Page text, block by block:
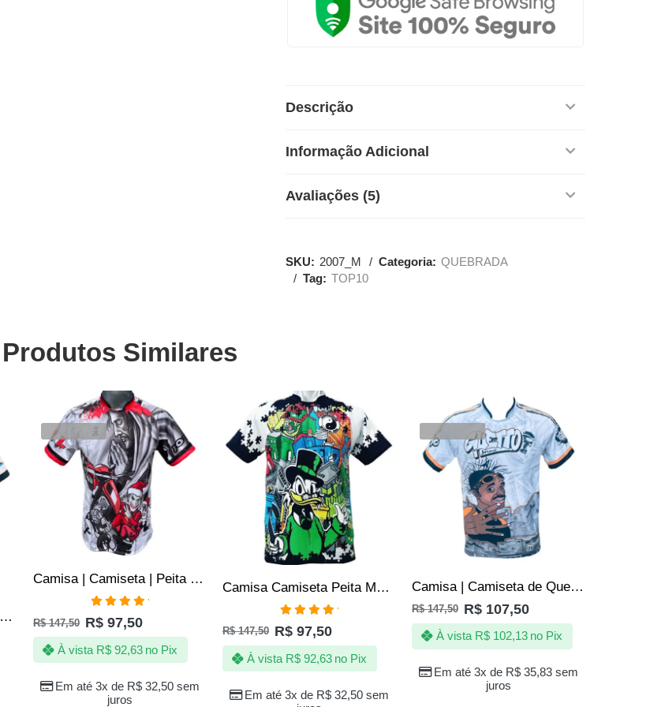
Descrição
Informação Adicional
Avaliações (5)
SKU: 2007_M Categoria: QUEBRADA
Tag: TOP10
Produtos Similares
Camisa/Camiseta Quadriculado Celeste
SALE
VENDIDOS
Camisa | Camiseta | Peita Natal 1000 Graus de Quebrada
Avaliação
5.00de 5
R$147,50 R$ 97,50
Em até 3x de R$ 32,50 sem
juros
À vista R$92,63 no Pix
SALE
Camisa Camiseta Peita Monsenhor – Tio Patinhas
Avaliação
5.00de 5
R$147,50 R$ 97,50
Em até 3x de R$ 32,50 sem
À vista R$92,63 no Pix
VENDIDOS
Camisa | Camiseta de Quebrada Sabotage Hip Hop Rap Rapper
R$147,50 R$ 107,50
Em até 3x de R$ 35,83 sem
juros
À vista R$102,13 no Pix